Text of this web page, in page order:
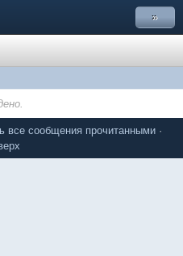
»
все сообщения прочитанными ·